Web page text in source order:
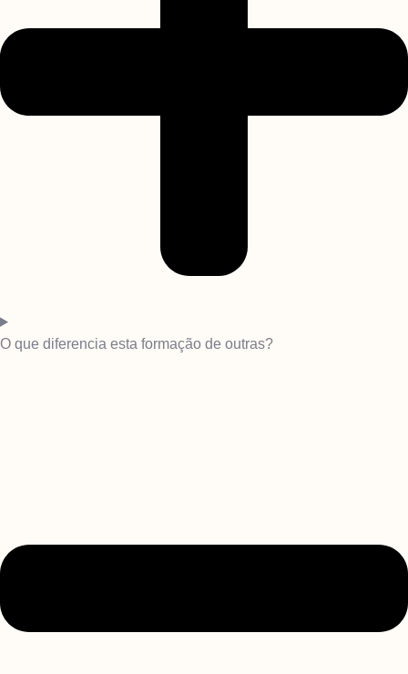
O que diferencia esta formação de outras?